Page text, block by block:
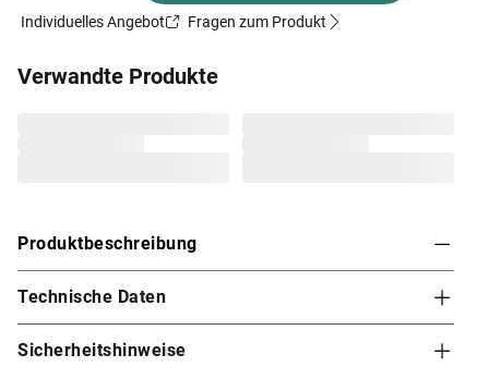
Individuelles Angebot Fragen zum Produkt
Verwandte Produkte
Produktbeschreibung
Karibu Innensauna Daria in Systembauweise für
1-2 Personen
Diese System- bzw. Elementsauna verdankt ihren Namen
Technische Daten
Sicherheitshinweise